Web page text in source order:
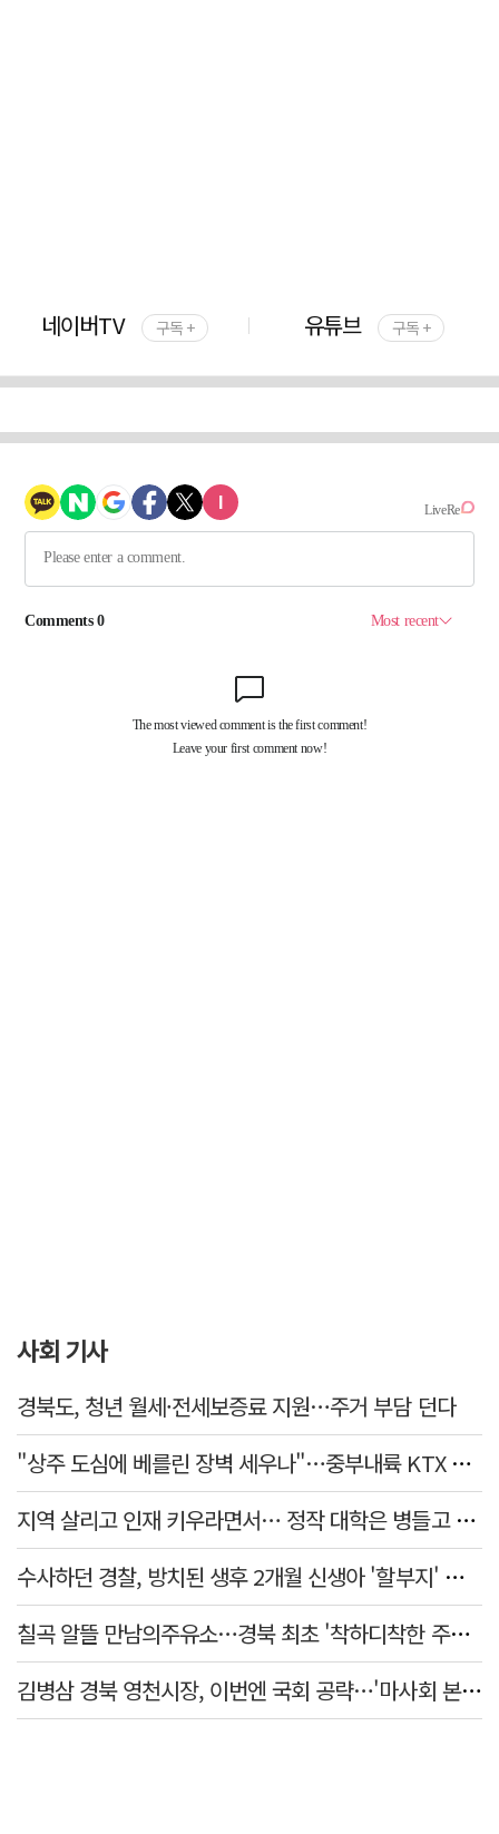
네이버TV 구독 + 유튜브 구독 +
사회 기사
경북도, 청년 월세·전세보증료 지원…주거 부담 던다
"상주 도심에 베를린 장벽 세우나"…중부내륙 KTX 흙둑 쌓기계획에 시민들 반발
지역 살리고 인재 키우라면서… 정작 대학은 병들고 있다
수사하던 경찰, 방치된 생후 2개월 신생아 '할부지' 된 사연은
칠곡 알뜰 만남의주유소…경북 최초 '착하디착한 주유소' 선정
김병삼 경북 영천시장, 이번엔 국회 공략…'마사회 본사 이전·광역교통망 확충' 요청